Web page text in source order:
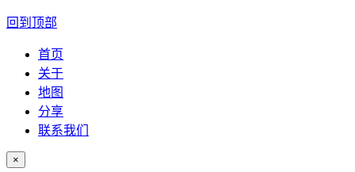
回到顶部
首页
关于
地图
分享
联系我们
×